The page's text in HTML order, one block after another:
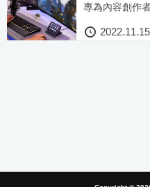
專為內容創作
2022.11.15